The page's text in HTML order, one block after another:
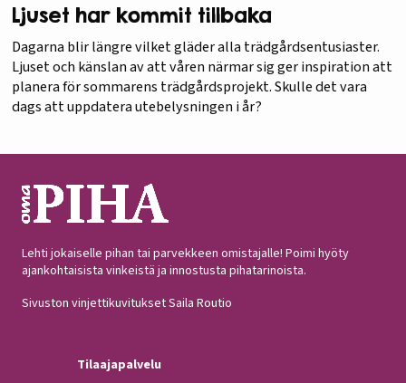
Ljuset har kommit tillbaka
Dagarna blir längre vilket gläder alla trädgårdsentusiaster.
Ljuset och känslan av att våren närmar sig ger inspiration att
planera för sommarens trädgårdsprojekt. Skulle det vara
dags att uppdatera utebelysningen i år?
Lehti jokaiselle pihan tai parvekkeen omistajalle! Poimi hyöty
ajankohtaisista vinkeistä ja innostusta pihatarinoista.
Sivuston vinjettikuvitukset Saila Routio
Tilaajapalvelu